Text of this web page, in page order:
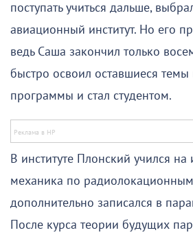
поступать учиться дальше,
авиационный институт. Но его
ведь Саша закончил только
быстро освоил оставшиеся
программы и стал студентом.
В институте Плонский учился
механика по
дополнительно записался в
После курса теории будущих